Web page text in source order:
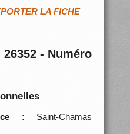
LA FICHE
- Numéro
: Saint-Chamas